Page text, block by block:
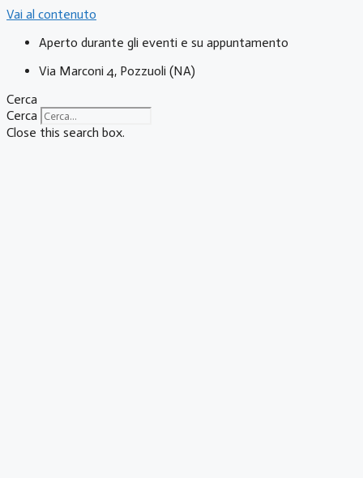
Vai al contenuto
Aperto durante gli eventi e su appuntamento
Via Marconi 4, Pozzuoli (NA)
Cerca
Cerca
Close this search box.